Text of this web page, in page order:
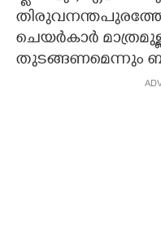
ചെയർകാർ
തുടങ്ങണമെന്നും